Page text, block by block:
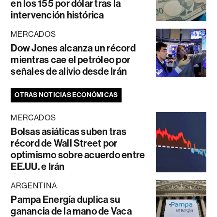
en los 155 por dólar tras la
intervención histórica
MERCADOS
Dow Jones alcanza un récord
mientras cae el petróleo por
señales de alivio desde Irán
OTRAS NOTICIAS ECONÓMICAS
MERCADOS
Bolsas asiáticas suben tras
récord de Wall Street por
optimismo sobre acuerdo entre
EE.UU. e Irán
ARGENTINA
Pampa Energía duplica su
ganancia de la mano de Vaca